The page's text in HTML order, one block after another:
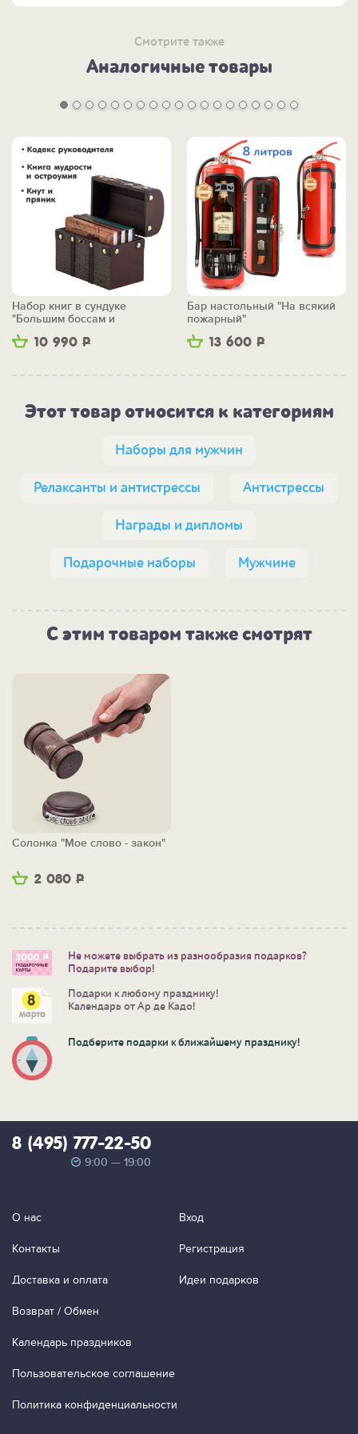
Смотрите также
Аналогичные товары
10 990 Р
Набор книг в сундуке
"Большим боссам и
маленьким"
13 600 Р
Бар настольный "На всякий
пожарный"
Этот товар относится к категориям
Наборы для мужчин
Релаксанты и антистрессы Антистрессы
Награды и дипломы
Подарочные наборы Мужчине
С этим товаром также смотрят
2 080 Р
Солонка "Мое слово - закон"
Не можете выбрать из разнообразия подарков?
Подарите выбор!
Подарки к любому празднику!
Календарь от Ар де Кадо!
Подберите подарки к ближайшему празднику!
8 (495) 777-22-50
9:00 — 19:00
О нас
Контакты
Доставка и оплата
Возврат / Обмен
Календарь праздников
Пользовательское соглашение
Политика конфиденциальности
Вход
Регистрация
Идеи подарков